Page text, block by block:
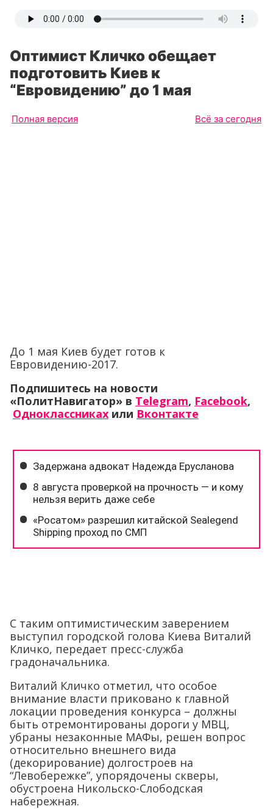
Оптимист Кличко обещает
подготовить Киев к
“Евровидению” до 1 мая
Полная версия Всё за сегодня
До 1 мая Киев будет готов к
Евровидению-2017.
Подпишитесь на новости
«ПолитНавигатор» в Telegram, Facebook,
Одноклассниках или Вконтакте
С таким оптимистическим заверением
выступил городской голова Киева Виталий
Кличко, передает пресс-служба
градоначальника.
Виталий Кличко отметил, что особое
внимание власти приковано к главной
локации проведения конкурса – должны
быть отремонтированы дороги у МВЦ,
убраны незаконные МАФы, решен вопрос
относительно внешнего вида
(декорирование) долгостроев на
“Левобережке”, упорядочены скверы,
обустроена Никольско-Слободская
набережная.